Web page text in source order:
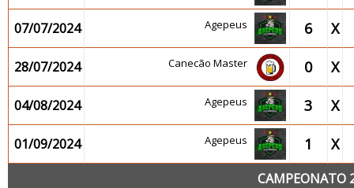
07/07/2024 Agepeus 6 X
28/07/2024 Canecão Master 0 X
04/08/2024 Agepeus 3 X
01/09/2024 Agepeus 1 X
CAMPEONATO